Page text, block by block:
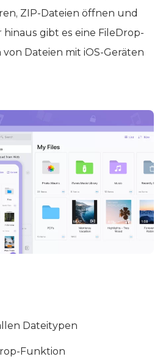
ZIP-Dateien öffnen und
gibt es eine FileDrop-
Dateien mit iOS-Geräten
Dateitypen
Funktion